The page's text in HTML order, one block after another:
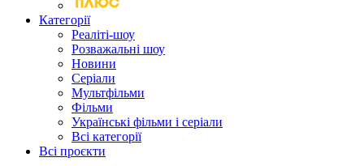
Категорії
Реаліті-шоу
Розважальні шоу
Новини
Серіали
Мультфільми
Фільми
Українські фільми і серіали
Всі категорії
Всі проєкти